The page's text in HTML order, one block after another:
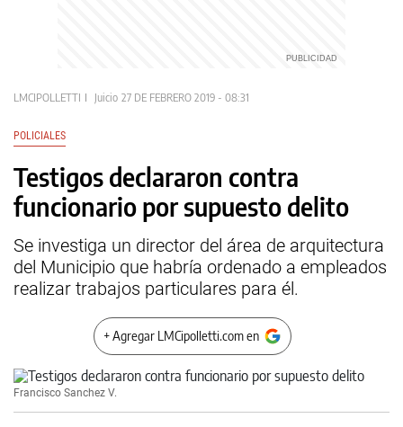
LMCIPOLLETTI Juicio 27 DE FEBRERO 2019 - 08:31
POLICIALES
Testigos declararon contra
funcionario por supuesto delito
Se investiga un director del área de arquitectura
del Municipio que habría ordenado a empleados
realizar trabajos particulares para él.
+ Agregar LMCipolletti.com en
Francisco Sanchez V.